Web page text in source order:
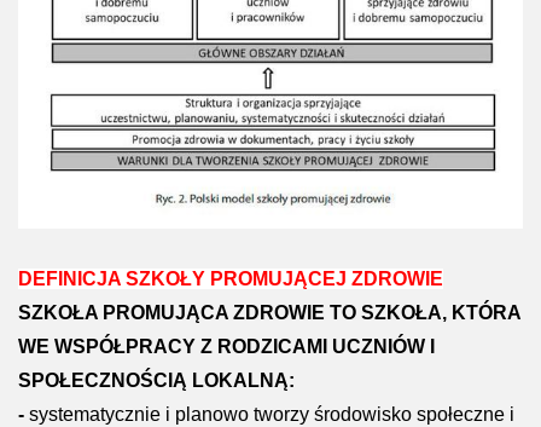
DEFINICJA SZKOŁY PROMUJĄCEJ ZDROWIE
SZKOŁA PROMUJĄCA ZDROWIE TO SZKOŁA, KTÓRA
WE WSPÓŁPRACY Z RODZICAMI UCZNIÓW I
SPOŁECZNOŚCIĄ LOKALNĄ:
- systematycznie i planowo tworzy środowisko społeczne i